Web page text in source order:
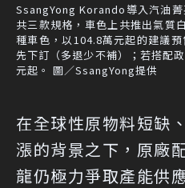
SsangYong Korando導入汽油
共三款規格，車色上共推出氣質
種車色，以104.8萬元起的建議
先下訂（多退少不補）；若搭配
元起。 圖／SsangYong提供
在全球性原物料短缺
漲的背景之下，原廠
龍仍極力爭取產能供